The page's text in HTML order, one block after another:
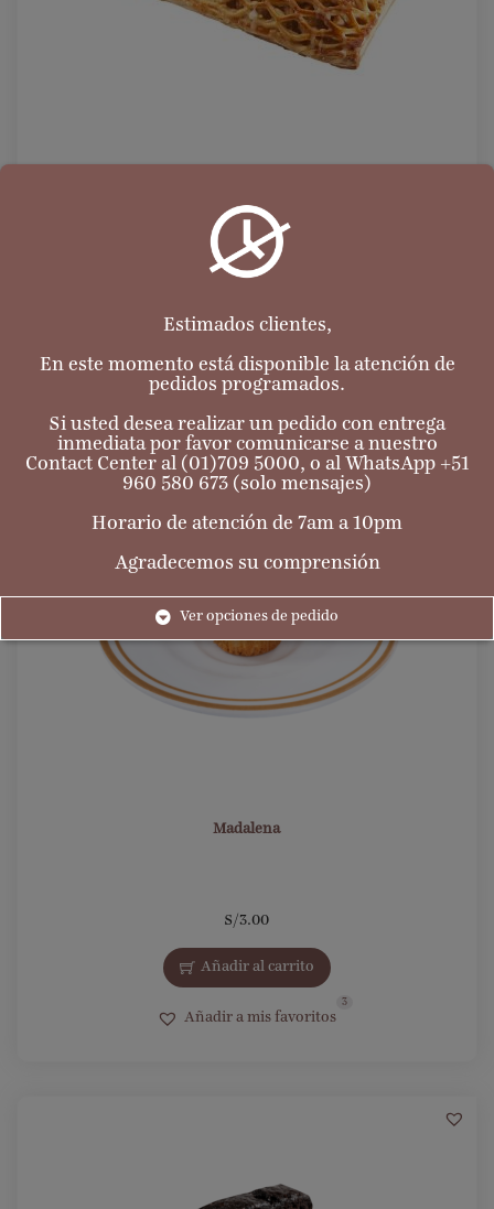
S/55.00
Añadir al carrito
Añadir a mis favoritos
8
Madalena
S/3.00
Añadir al carrito
Añadir a mis favoritos
3
Estimados clientes,
En este momento está disponible la atención de
pedidos programados.
Si usted desea realizar un pedido con entrega
inmediata por favor comunicarse a nuestro
Contact Center al (01)709 5000, o al WhatsApp +51
960 580 673 (solo mensajes)
Horario de atención de 7am a 10pm
Agradecemos su comprensión
Ver opciones de pedido